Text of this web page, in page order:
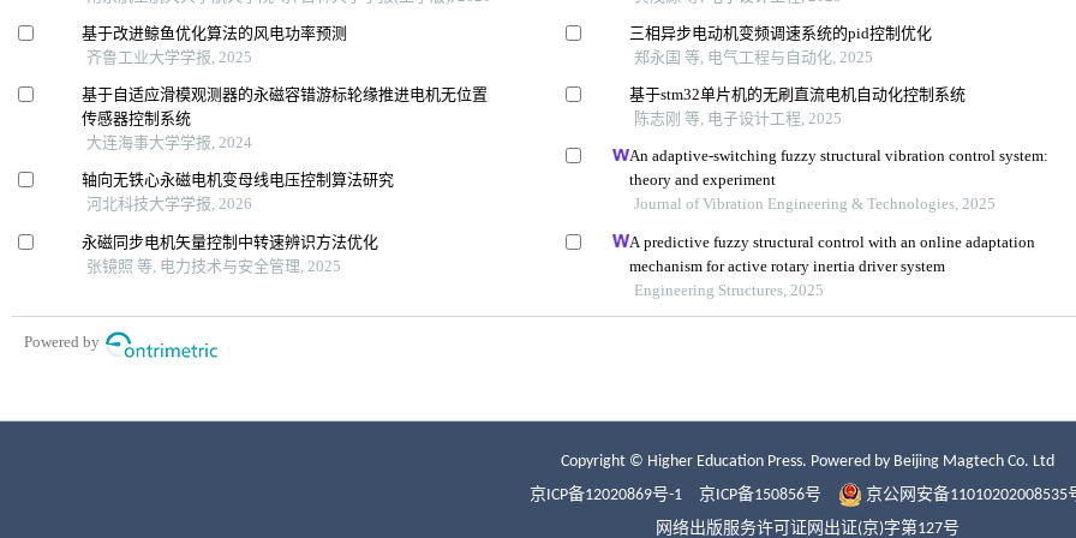
Copyright © Higher Education Press. Powered by Beijing Magtech Co. Ltd
京ICP备12020869号-1
京ICP备150856号
京公网安备11010202008535
网络出版服务许可证网出证(京)字第127号